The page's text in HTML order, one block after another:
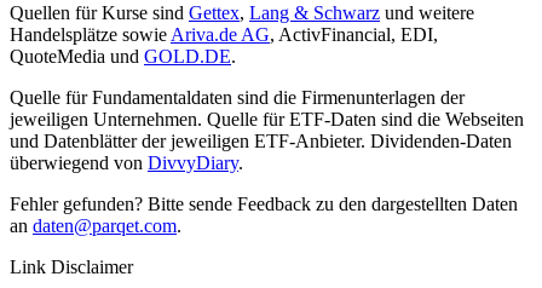
Quellen für Kurse sind Gettex, Lang & Schwarz und weitere
Handelsplätze sowie Ariva.de AG, ActivFinancial, EDI,
QuoteMedia und GOLD.DE.
Quelle für Fundamentaldaten sind die Firmenunterlagen der
jeweiligen Unternehmen. Quelle für ETF-Daten sind die Webseiten
und Datenblätter der jeweiligen ETF-Anbieter. Dividenden-Daten
überwiegend von DivvyDiary.
Fehler gefunden? Bitte sende Feedback zu den dargestellten Daten
an daten@parqet.com.
Link Disclaimer